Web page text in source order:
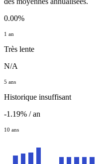
0.00%
1 an
Très lente
N/A
5 ans
Historique insuffisant
-1.19% / an
10 ans